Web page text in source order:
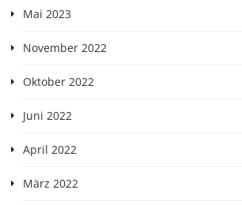
Mai 2023
November 2022
Oktober 2022
Juni 2022
April 2022
März 2022